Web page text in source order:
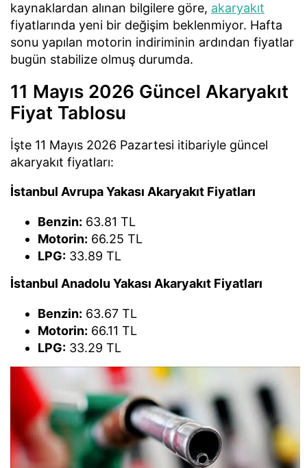
kaynaklardan alınan bilgilere göre, akaryakıt
fiyatlarında yeni bir değişim beklenmiyor. Hafta
sonu yapılan motorin indiriminin ardından fiyatlar
bugün stabilize olmuş durumda.
11 Mayıs 2026 Güncel Akaryakıt
Fiyat Tablosu
İşte 11 Mayıs 2026 Pazartesi itibariyle güncel
akaryakıt fiyatları:
İstanbul Avrupa Yakası Akaryakıt Fiyatları
Benzin: 63.81 TL
Motorin: 66.25 TL
LPG: 33.89 TL
İstanbul Anadolu Yakası Akaryakıt Fiyatları
Benzin: 63.67 TL
Motorin: 66.11 TL
LPG: 33.29 TL